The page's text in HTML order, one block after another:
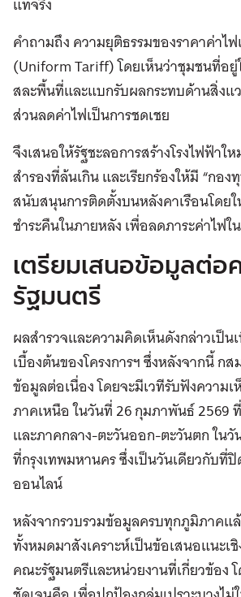
คำถามถึง ความยุติธรรมของราคาค่าไ
(Uniform Tariff) โดยเห็นว่าชุมชนที่อยู่
สละพื้นที่และแบกรับผลกระทบด้านสิ่งแ
ส่วนลดค่าไฟเป็นการชดเชย
จึงเสนอให้รัฐชะลอการสร้างโรงไฟฟ้า
สำรองที่ล้นเกิน และเรียกร้องให้มี “กอง
สนับสนุนการติดตั้งบนหลังคาเรือนโดย
ชำระคืนในภายหลัง เพื่อลดภาระค่าไฟใ
เตรียมเสนอข้อมูลต่อ
รัฐมนตรี
ผลสำรวจและความคิดเห็นดังกล่าวเป็น
เบื้องต้นของโครงการฯ ซึ่งหลังจากนี้ ก
ข้อมูลต่อเนื่อง โดยจะมีเวทีรับฟังความ
ภาคเหนือ ในวันที่ 26 กุมภาพันธ์ 2569
และภาคกลาง-ตะวันออก-ตะวันตก ใน
ที่กรุงเทพมหานคร ซึ่งเป็นวันเดียวกับที่
ออนไลน์
หลังจากรวบรวมข้อมูลครบทุกภูมิภาคแ
ทั้งหมดมาสังเคราะห์เป็นข้อเสนอแนะเ
คณะรัฐมนตรีและหน่วยงานที่เกี่ยวข้อง